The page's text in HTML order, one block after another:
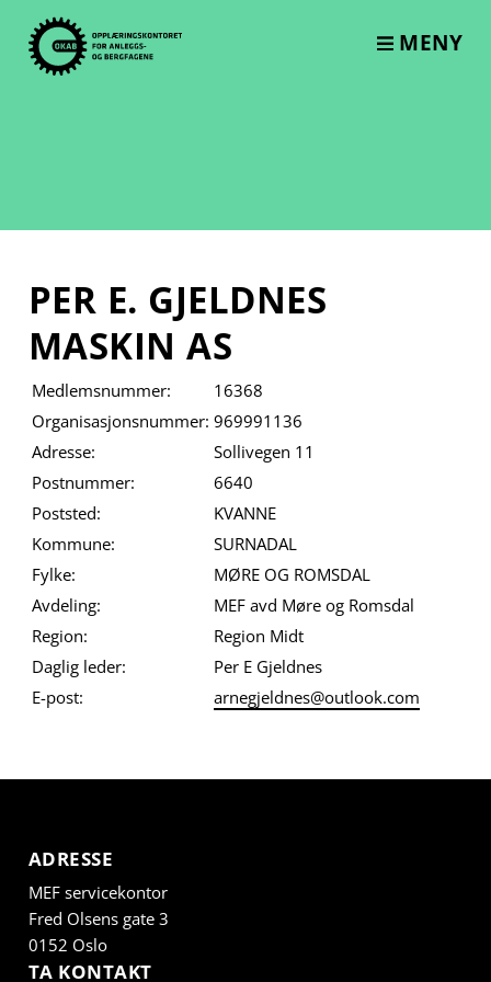
content
MENY
PER E. GJELDNES
MASKIN AS
Medlemsnummer:
16368
Organisasjonsnummer: 969991136
Adresse:
Sollivegen 11
Postnummer:
6640
Poststed:
KVANNE
Kommune:
SURNADAL
Fylke:
MØRE OG ROMSDAL
Avdeling:
MEF avd Møre og Romsdal
Region:
Region Midt
Daglig leder:
Per E Gjeldnes
E-post:
arnegjeldnes@outlook.com
ADRESSE
MEF servicekontor
Fred Olsens gate 3
0152 Oslo
TA KONTAKT